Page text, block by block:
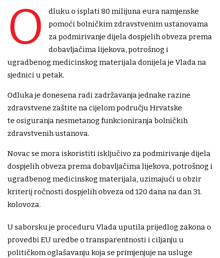
O
dluku o isplati 80 milijuna eura namjenske
pomoći bolničkim zdravstvenim ustanovama
za podmirivanje dijela dospjelih obveza prema
dobavljačima lijekova, potrošnog i
ugradbenog medicinskog materijala donijela je Vlada na
sjednici u petak.
Odluka je donesena radi zadržavanja jednake razine
zdravstvene zaštite na cijelom području Hrvatske
te osiguranja nesmetanog funkcioniranja bolničkih
zdravstvenih ustanova.
Novac se mora iskoristiti isključivo za podmirivanje dijela
dospjelih obveza prema dobavljačima lijekova, potrošnog i
ugradbenog medicinskog materijala, uzimajući u obzir
kriterij ročnosti dospjelih obveza od 120 dana na dan 31.
kolovoza.
U saborsku je proceduru Vlada uputila prijedlog zakona o
provedbi EU uredbe o transparentnosti i ciljanju u
političkom oglašavanju koja se primjenjuje na usluge